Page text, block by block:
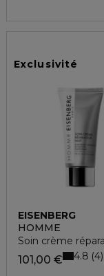
Exclusivité
EISENBERG
HOMME
Soin crème
101,00 € 4.8 4